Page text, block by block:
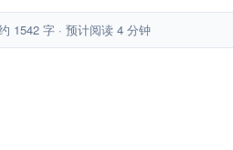
1542 字 · 预计阅读 4 分钟